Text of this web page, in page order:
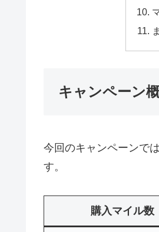
キャンペーン
今回のキャンペーンで
す。
購入マイル数